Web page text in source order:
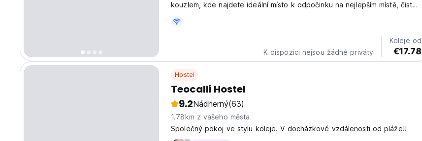
kouzlem, kde najdete ideální místo k odpočinku na nejlepším místě, čisté
K dispozici nejsou žádné priváty
Koleje od
€17.78
Hostel
Teocalli Hostel
9.2Nádherný(63)
1.78km z vašeho města
Společný pokoj ve stylu koleje. V docházkové vzdálenosti od pláže!!